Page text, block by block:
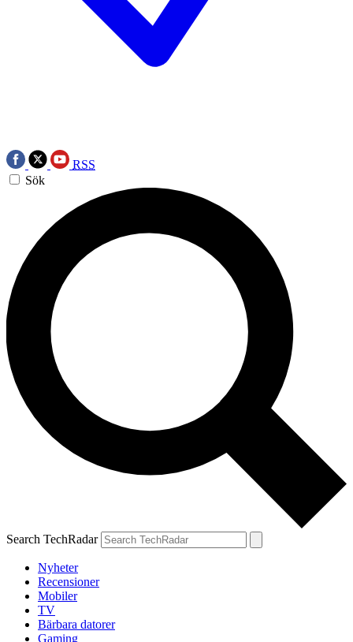
RSS
Sök
Search TechRadar
Nyheter
Recensioner
Mobiler
TV
Bärbara datorer
Gaming